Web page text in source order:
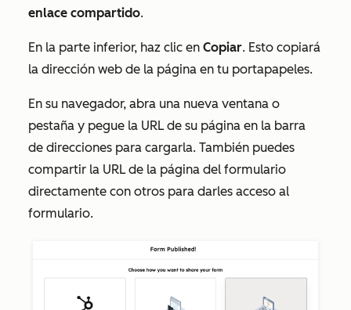
enlace compartido.
En la parte inferior, haz clic en Copiar. Esto copiará
la dirección web de la página en tu portapapeles.
En su navegador, abra una nueva ventana o
pestaña y pegue la URL de su página en la barra
de direcciones para cargarla. También puedes
compartir la URL de la página del formulario
directamente con otros para darles acceso al
formulario.